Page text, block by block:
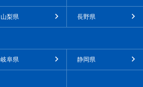
山梨県 長野県
岐阜県 静岡県